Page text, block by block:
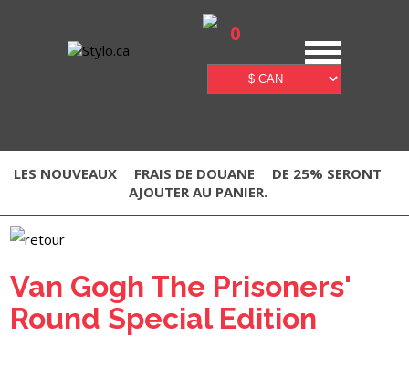
0
LES NOUVEAUX FRAIS DE DOUANE
DE 25% SERONT
AJOUTER AU PANIER.
Van Gogh The Prisoners'
Round Special Edition